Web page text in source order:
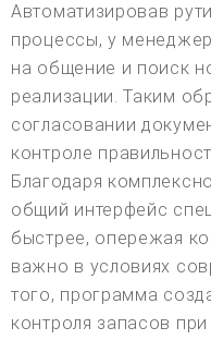
Автоматизировав
процессы, у
на общение и поиск
реализации. Таким
согласовании
контроле
Благодаря
общий интерфейс
быстрее, опережая
важно в условиях
того, программа
контроля запасов